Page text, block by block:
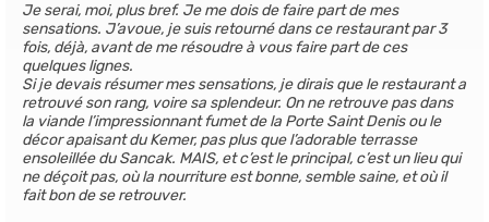
Je serai, moi, plus bref. Je me dois de faire part de mes
sensations. J’avoue, je suis retourné dans ce restaurant par 3
fois, déjà, avant de me résoudre à vous faire part de ces
quelques lignes.
Si je devais résumer mes sensations, je dirais que le restaurant a
retrouvé son rang, voire sa splendeur. On ne retrouve pas dans
la viande l’impressionnant fumet de la Porte Saint Denis ou le
décor apaisant du Kemer, pas plus que l’adorable terrasse
ensoleillée du Sancak. MAIS, et c’est le principal, c’est un lieu qui
ne déçoit pas, où la nourriture est bonne, semble saine, et où il
fait bon de se retrouver.